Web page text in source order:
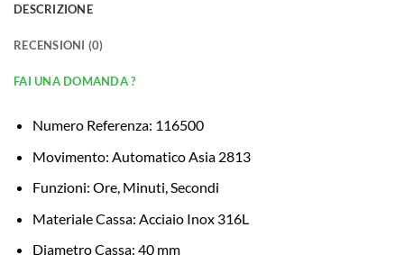
DESCRIZIONE
RECENSIONI (0)
FAI UNA DOMANDA ?
Numero Referenza: 116500
Movimento: Automatico Asia 2813
Funzioni: Ore, Minuti, Secondi
Materiale Cassa: Acciaio Inox 316L
Diametro Cassa: 40 mm